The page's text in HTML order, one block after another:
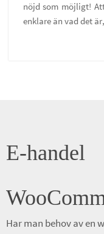
nöjd som möjligt!
enklare än vad det
E-handel
Har man behov av en